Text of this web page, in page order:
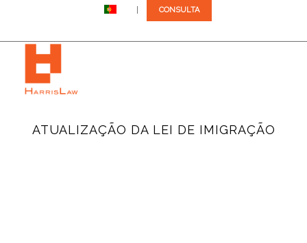
CONSULTA
ATUALIZAÇÃO DA LEI DE IMIGRAÇÃO